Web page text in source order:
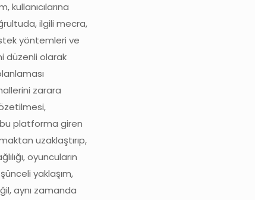
ilgili mecra,
yöntemleri ve
düzenli olarak
zarara
bu platforma giren
uzaklaştırıp,
oyuncuların
yaklaşım,
aynı zamanda